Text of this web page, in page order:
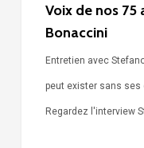
Voix de nos 75
Bonaccini
Entretien avec
peut exister sans
Regardez l'interview